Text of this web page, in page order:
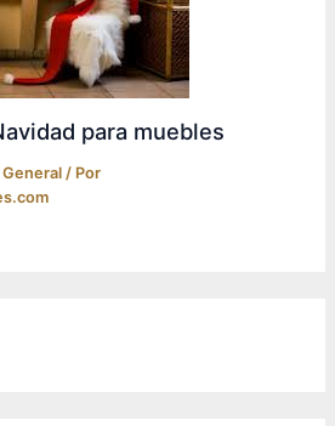
para muebles
General / Por